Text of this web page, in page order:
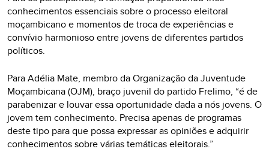
conhecimentos essenciais sobre o processo eleitoral
moçambicano e momentos de troca de experiências e
convívio harmonioso entre jovens de diferentes partidos
políticos.
Para Adélia Mate, membro da Organização da Juventude
Moçambicana (OJM), braço juvenil do partido Frelimo, “é de
parabenizar e louvar essa oportunidade dada a nós jovens. O
jovem tem conhecimento. Precisa apenas de programas
deste tipo para que possa expressar as opiniões e adquirir
conhecimentos sobre várias temáticas eleitorais.”